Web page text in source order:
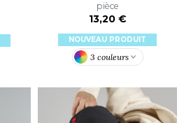
pièce
13,20 €
NOUVEAU PRODUIT
3 couleurs